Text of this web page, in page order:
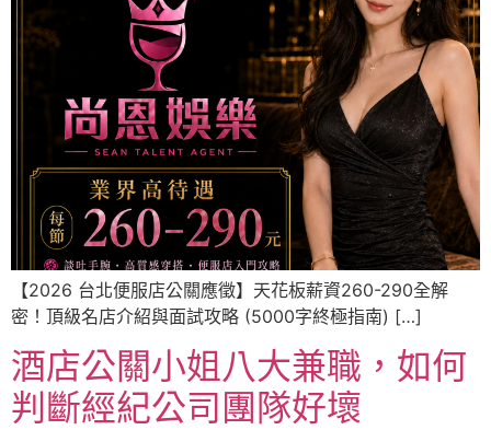
【2026 台北便服店公關應徵】天花板薪資260-290全解
密！頂級名店介紹與面試攻略 (5000字終極指南) […]
酒店公關小姐八大兼職，如何
判斷經紀公司團隊好壞